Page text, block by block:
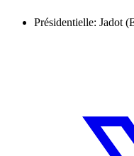
Présidentielle: Jadot